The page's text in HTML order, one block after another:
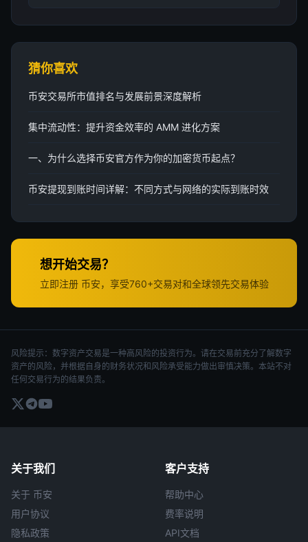
猜你喜欢
币安交易所市值排名与发展前景深度解析
集中流动性：提升资金效率的 AMM 进化方案
一、为什么选择币安官方作为你的加密货币起点？
币安提现到账时间详解：不同方式与网络的实际到账时效
想开始交易？
立即注册 币安，享受760+交易对和全球领先交易体验
风险提示：数字资产交易是一种高风险的投资行为。请在交易前充分了解数字
资产的风险，并根据自身的财务状况和风险承受能力做出审慎决策。本站不对
任何交易行为的结果负责。
关于我们
关于 币安
用户协议
隐私政策
客户支持
帮助中心
费率说明
API文档